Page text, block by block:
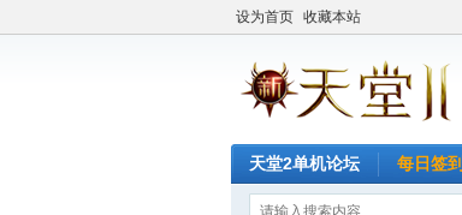
设为首页 收藏本站
天堂2单机论坛 每日签到